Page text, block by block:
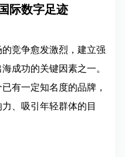
际数字足迹
竞争愈发激烈，建立强
成功的关键因素之一。
有一定知名度的品牌，
、吸引年轻群体的目